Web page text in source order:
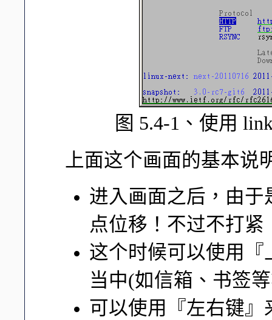
图 5.4-1、使用
上面这个画面的基本说
进入画面之后，由
点位移！不过不打
这个时候可以使用
当中(如信箱、书签
可以使用『左右键